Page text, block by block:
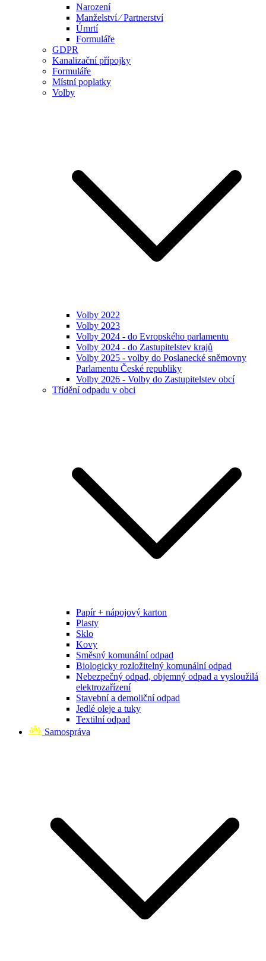
Narození
Manželství ⁄ Partnerství
Úmrtí
Formuláře
GDPR
Kanalizační přípojky
Formuláře
Místní poplatky
Volby
Volby 2022
Volby 2023
Volby 2024 - do Evropského parlamentu
Volby 2024 - do Zastupitelstev krajů
Volby 2025 - volby do Poslanecké sněmovny
Parlamentu České republiky
Volby 2026 - Volby do Zastupitelstev obcí
Třídění odpadu v obci
Papír + nápojový karton
Plasty
Sklo
Kovy
Směsný komunální odpad
Biologicky rozložitelný komunální odpad
Nebezpečný odpad, objemný odpad a vysloužilá
elektrozařízení
Stavební a demoliční odpad
Jedlé oleje a tuky
Textilní odpad
Samospráva